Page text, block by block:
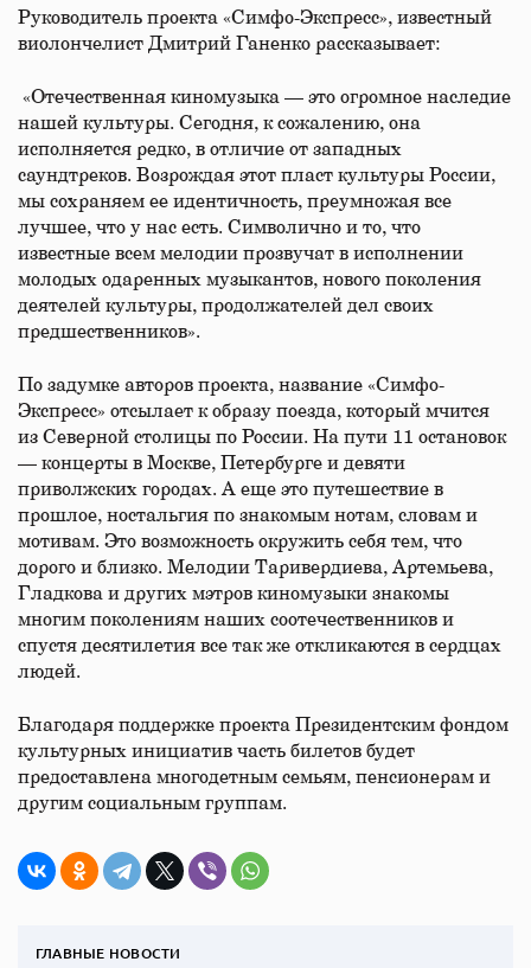
Руководитель проекта «Симфо-Экспресс», известный
виолончелист Дмитрий Ганенко рассказывает:
«Отечественная киномузыка — это огромное наследие
нашей культуры. Cегодня, к сожалению, она
исполняется редко, в отличие от западных
саундтреков. Возрождая этот пласт культуры России,
мы сохраняем ее идентичность, преумножая все
лучшее, что у нас есть. Символично и то, что
известные всем мелодии прозвучат в исполнении
молодых одаренных музыкантов, нового поколения
деятелей культуры, продолжателей дел своих
предшественников».
По задумке авторов проекта, название «Симфо-
Экспресс» отсылает к образу поезда, который мчится
из Северной столицы по России. На пути 11 остановок
— концерты в Москве, Петербурге и девяти
приволжских городах. А еще это путешествие в
прошлое, ностальгия по знакомым нотам, словам и
мотивам. Это возможность окружить себя тем, что
дорого и близко. Мелодии Таривердиева, Артемьева,
Гладкова и других мэтров киномузыки знакомы
многим поколениям наших соотечественников и
спустя десятилетия все так же откликаются в сердцах
людей.
Благодаря поддержке проекта Президентским фондом
культурных инициатив часть билетов будет
предоставлена многодетным семьям, пенсионерам и
другим социальным группам.
ГЛАВНЫЕ НОВОСТИ